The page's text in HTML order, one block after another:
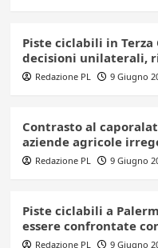
Piste ciclabili in Terza
decisioni unilaterali,
Redazione PL 9 Giugno
Contrasto al
aziende agricole
Redazione PL 9 Giugno
Piste ciclabili a
essere confrontate
Redazione PL 9 Giugno